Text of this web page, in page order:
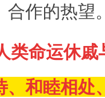
合作的热望
类命运休
、和睦相处